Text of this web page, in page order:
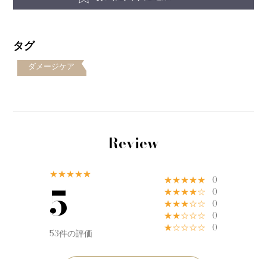
タグ
ダメージケア
Review
★★★★★
5
53件の評価
★★★★★ 0
★★★★☆ 0
★★★☆☆ 0
★★☆☆☆ 0
★☆☆☆☆ 0